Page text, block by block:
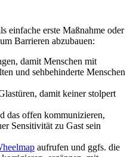
einfache erste Maßnahme oder
Barrieren abzubauen:
damit Menschen mit
und sehbehinderte Menschen
damit keiner stolpert
das offen kommunizieren,
Sensitivität zu Gast sein
aufrufen und ggfs. die